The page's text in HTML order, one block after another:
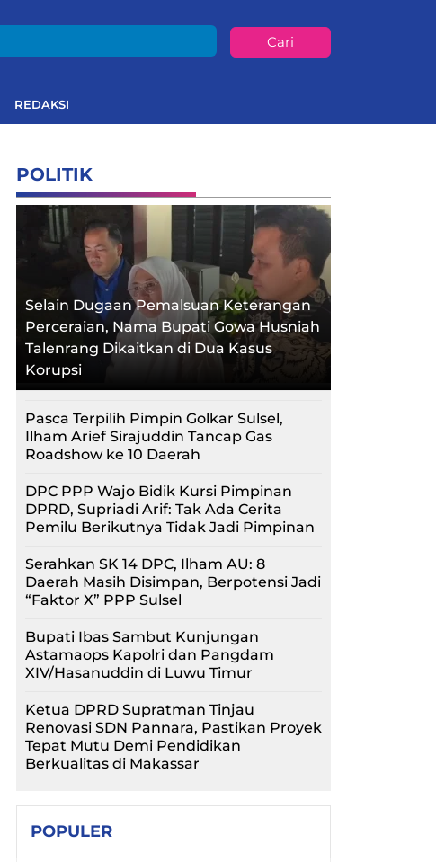
Cari
REDAKSI
POLITIK
Selain Dugaan Pemalsuan Keterangan
Perceraian, Nama Bupati Gowa Husniah
Talenrang Dikaitkan di Dua Kasus
Korupsi
Pasca Terpilih Pimpin Golkar Sulsel,
Ilham Arief Sirajuddin Tancap Gas
Roadshow ke 10 Daerah
DPC PPP Wajo Bidik Kursi Pimpinan
DPRD, Supriadi Arif: Tak Ada Cerita
Pemilu Berikutnya Tidak Jadi Pimpinan
Serahkan SK 14 DPC, Ilham AU: 8
Daerah Masih Disimpan, Berpotensi Jadi
“Faktor X” PPP Sulsel
Bupati Ibas Sambut Kunjungan
Astamaops Kapolri dan Pangdam
XIV/Hasanuddin di Luwu Timur
Ketua DPRD Supratman Tinjau
Renovasi SDN Pannara, Pastikan Proyek
Tepat Mutu Demi Pendidikan
Berkualitas di Makassar
POPULER